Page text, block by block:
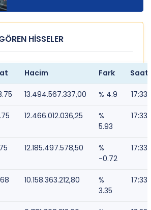
HİSSELER
Hacim Fark Saat
13.494.567.337,00 % 4.9 17:33
12.466.012.036,25
%
5.93
17:33
12.185.497.578,50
%
-0.72
17:33
10.158.363.212,80
%
3.35
17:33